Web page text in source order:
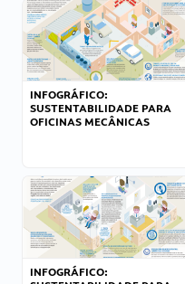
INFOGRÁFICO:
SUSTENTABILIDADE PARA
OFICINAS MECÂNICAS
INFOGRÁFICO: